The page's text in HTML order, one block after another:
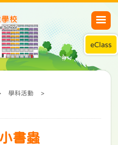
eClass
學科活動
>
書蟲